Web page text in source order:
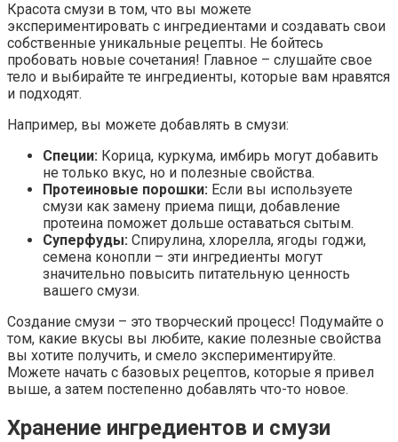
Красота смузи в том, что вы можете
экспериментировать с ингредиентами и создавать свои
собственные уникальные рецепты. Не бойтесь
пробовать новые сочетания! Главное – слушайте свое
тело и выбирайте те ингредиенты, которые вам нравятся
и подходят.
Например, вы можете добавлять в смузи:
Специи: Корица, куркума, имбирь могут добавить
не только вкус, но и полезные свойства.
Протеиновые порошки: Если вы используете
смузи как замену приема пищи, добавление
протеина поможет дольше оставаться сытым.
Суперфуды: Спирулина, хлорелла, ягоды годжи,
семена конопли – эти ингредиенты могут
значительно повысить питательную ценность
вашего смузи.
Создание смузи – это творческий процесс! Подумайте о
том, какие вкусы вы любите, какие полезные свойства
вы хотите получить, и смело экспериментируйте.
Можете начать с базовых рецептов, которые я привел
выше, а затем постепенно добавлять что-то новое.
Хранение ингредиентов и смузи